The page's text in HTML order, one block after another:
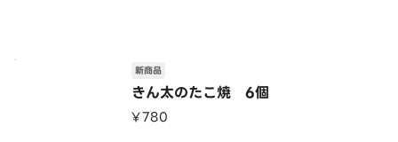
きん太のたこ焼 6個
新商品
¥780